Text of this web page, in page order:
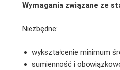
Wymagania związane ze
Niezbędne:
wykształcenie minimum
sumienność i